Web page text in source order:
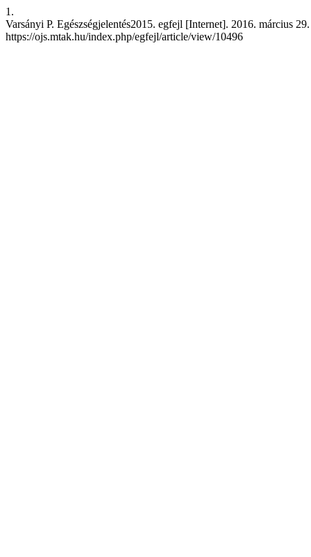
1.
Varsányi P. Egészségjelentés2015. egfejl [Internet]. 2016. március
https://ojs.mtak.hu/index.php/egfejl/article/view/10496